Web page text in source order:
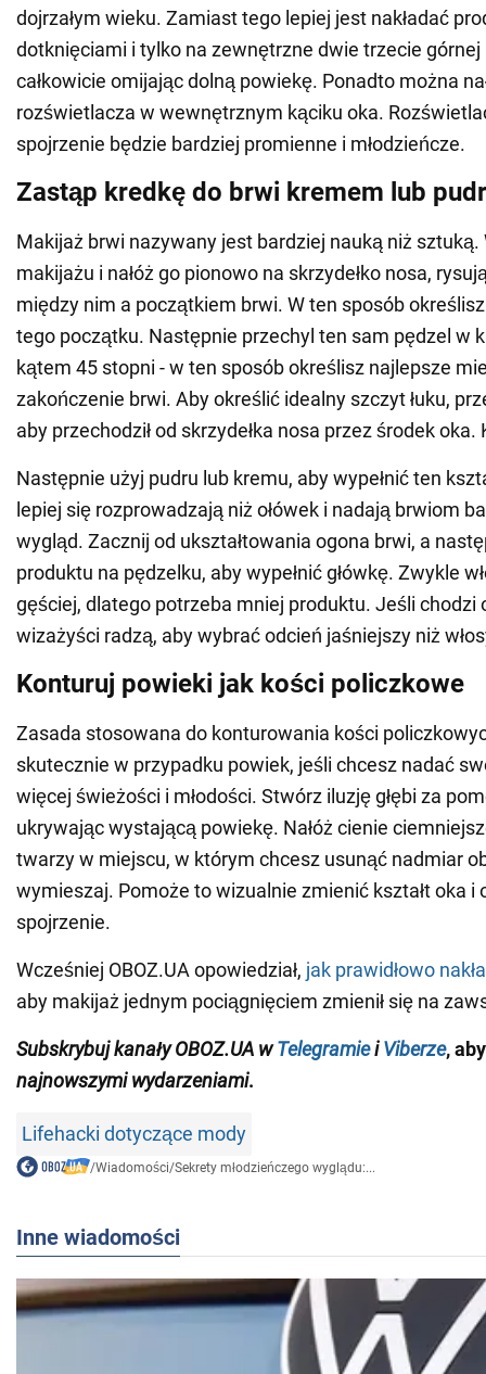
dojrzałym wieku. Zamiast tego lepiej jest nakładać
dotknięciami i tylko na zewnętrzne dwie trzecie górnej
całkowicie omijając dolną powiekę. Ponadto można
rozświetlacza w wewnętrznym kąciku oka.
spojrzenie będzie bardziej promienne i młodzieńcze.
Zastąp kredkę do brwi kremem lub
Makijaż brwi nazywany jest bardziej nauką niż sztuką.
makijażu i nałóż go pionowo na skrzydełko nosa,
między nim a początkiem brwi. W ten sposób
tego początku. Następnie przechyl ten sam pędzel w
kątem 45 stopni - w ten sposób określisz najlepsze
zakończenie brwi. Aby określić idealny szczyt łuku,
aby przechodził od skrzydełka nosa przez środek oka.
Następnie użyj pudru lub kremu, aby wypełnić ten
lepiej się rozprowadzają niż ołówek i nadają brwiom
wygląd. Zacznij od ukształtowania ogona brwi, a
produktu na pędzelku, aby wypełnić główkę. Zwykle
gęściej, dlatego potrzeba mniej produktu. Jeśli chodzi
wizażyści radzą, aby wybrać odcień jaśniejszy niż
Konturuj powieki jak kości policzkowe
Zasada stosowana do konturowania kości
skutecznie w przypadku powiek, jeśli chcesz nadać
więcej świeżości i młodości. Stwórz iluzję głębi za
ukrywając wystającą powiekę. Nałóż cienie
twarzy w miejscu, w którym chcesz usunąć nadmiar
wymieszaj. Pomoże to wizualnie zmienić kształt oka i
spojrzenie.
Wcześniej OBOZ.UA opowiedział, jak prawidłowo
aby makijaż jednym pociągnięciem zmienił się na
Subskrybuj kanały OBOZ.UA w TelegramieiViberze,
najnowszymi wydarzeniami.
Lifehacki dotyczące mody
/Wiadomości/Sekrety młodzieńczego wyglądu:...
Inne wiadomości